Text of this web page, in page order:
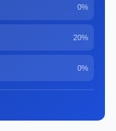
0%
20%
0%